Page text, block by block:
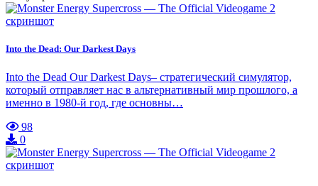
Into the Dead: Our Darkest Days
Into the Dead Our Darkest Days– стратегический симулятор,
который отправляет нас в альтернативный мир прошлого, а
именно в 1980-й год, где основны…
98
0